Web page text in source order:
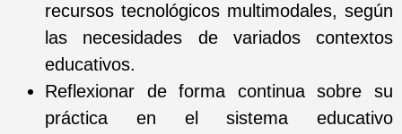
recursos tecnológicos multimodales, según
las necesidades de variados contextos
educativos.
Reflexionar de forma continua sobre su
práctica en el sistema educativo